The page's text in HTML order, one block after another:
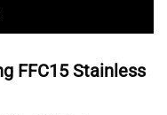
FFC15 Stainless